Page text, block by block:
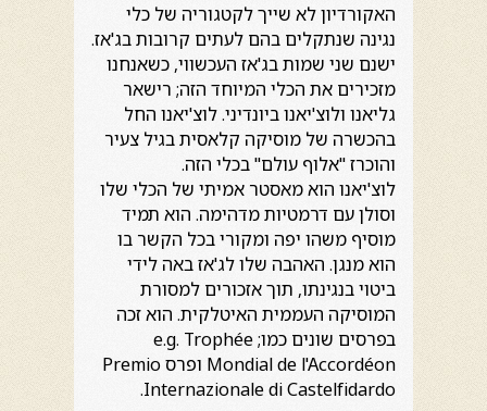
האקורדיון לא שייך לקטגוריה של כלי
נגינה שנתקלים בהם לעתים קרובות בג'אז.
ישנם שני שמות בג'אז העכשווי, כשאנחנו
מזכירים את הכלי המיוחד הזה; רישאר
גליאנו ולוצ'יאנו ביונדיני. לוצ'יאנו החל
בהכשרה של מוסיקה קלאסית בגיל צעיר
והוכרז "אלוף עולם" בכלי הזה.
לוצ'יאנו הוא מאסטר אמיתי של הכלי שלו
וסולן עם דרמטיות מדהימה. הוא תמיד
מוסיף משהו יפה ומקורי בכל הקשר בו
הוא מנגן. האהבה שלו לג'אז באה לידי
ביטוי בנגינתו, תוך אזכורים למסורת
המוסיקה העממית האיטלקית. הוא זכה
בפרסים שונים כמו; e.g. Trophée
Mondial de l'Accordéon ופרס Premio
Internazionale di Castelfidardo.